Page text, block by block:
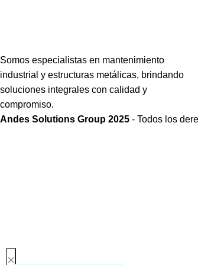
Somos especialistas en mantenimiento
industrial y estructuras metálicas, brindando
soluciones integrales con calidad y
compromiso.
Andes Solutions Group 2025 - Todos los
×